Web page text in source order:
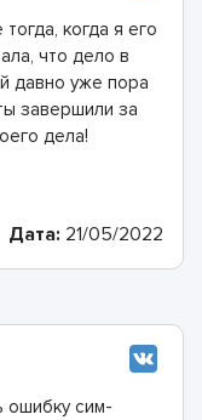
когда я его
что дело в
давно уже пора
завершили за
дела!
Дата: 21/05/2022
ошибку сим-